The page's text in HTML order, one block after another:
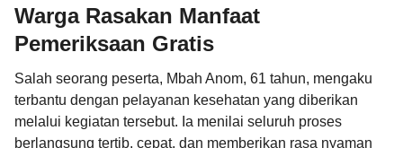
Warga Rasakan Manfaat
Pemeriksaan Gratis
Salah seorang peserta, Mbah Anom, 61 tahun, mengaku
terbantu dengan pelayanan kesehatan yang diberikan
melalui kegiatan tersebut. Ia menilai seluruh proses
berlangsung tertib, cepat, dan memberikan rasa nyaman